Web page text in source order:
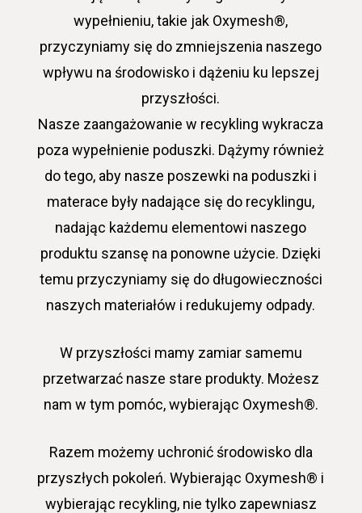
wypełnieniu, takie jak Oxymesh®,
przyczyniamy się do zmniejszenia naszego
wpływu na środowisko i dążeniu ku lepszej
przyszłości.
Nasze zaangażowanie w recykling wykracza
poza wypełnienie poduszki. Dążymy również
do tego, aby nasze poszewki na poduszki i
materace były nadające się do recyklingu,
nadając każdemu elementowi naszego
produktu szansę na ponowne użycie. Dzięki
temu przyczyniamy się do długowieczności
naszych materiałów i redukujemy odpady.
W przyszłości mamy zamiar samemu
przetwarzać nasze stare produkty. Możesz
nam w tym pomóc, wybierając Oxymesh®.
Razem możemy uchronić środowisko dla
przyszłych pokoleń. Wybierając Oxymesh® i
wybierając recykling, nie tylko zapewniasz